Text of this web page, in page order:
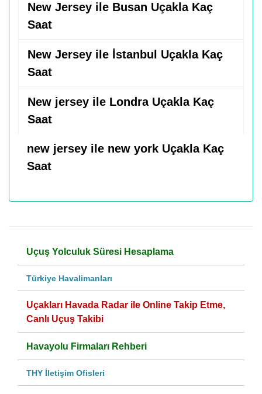
New Jersey ile Busan Uçakla Kaç
Saat
New Jersey ile İstanbul Uçakla Kaç
Saat
New jersey ile Londra Uçakla Kaç
Saat
new jersey ile new york Uçakla Kaç
Saat
Uçuş Yolculuk Süresi Hesaplama
Türkiye Havalimanları
Uçakları Havada Radar ile Online Takip Etme,
Canlı Uçuş Takibi
Havayolu Firmaları Rehberi
THY İletişim Ofisleri